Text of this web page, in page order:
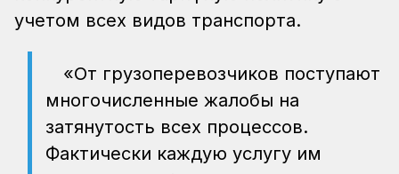
учетом всех видов транспорта.
«От грузоперевозчиков поступают
многочисленные жалобы на
затянутость всех процессов.
Фактически каждую услугу им